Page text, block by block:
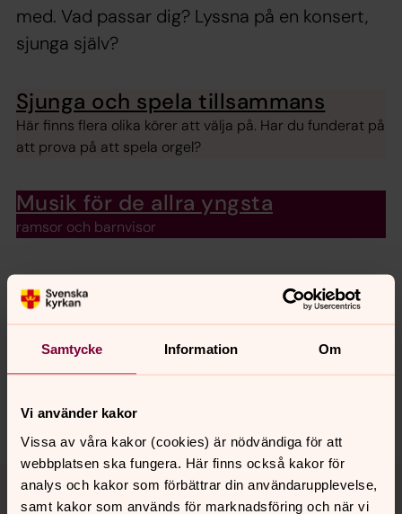
Samtycke Information Om
Vi använder kakor
Vissa av våra kakor (cookies) är nödvändiga för att
webbplatsen ska fungera. Här finns också kakor för
analys och kakor som förbättrar din användarupplevelse,
samt kakor som används för marknadsföring och när vi
med. Vad passar dig? Lyssna på en konsert,
sjunga själv?
Sjunga och spela tillsammans
Här finns flera olika körer att välja på. Har du funderat på
att prova på att spela orgel?
Musik för de allra yngsta
ramsor och barnvisor
Senast ändrad 9 februari 2022
Synpunkter eller frågor på sidans
innehåll?
Dela
Tillbaka till toppen
Tillbaka till innehållet